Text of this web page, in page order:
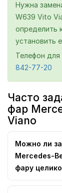
Нужна
W639 Vito
определить
установить
Телефон для
842-77-20
Часто
фар
Viano
Можно ли
Mercedes-
фару